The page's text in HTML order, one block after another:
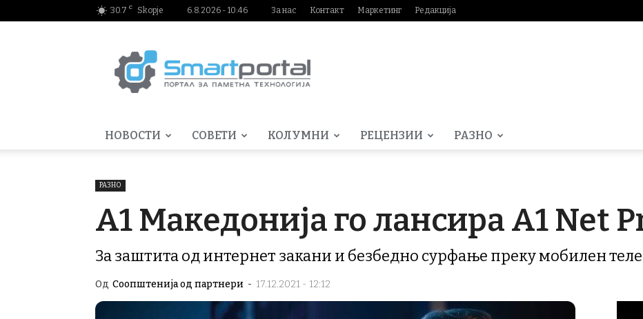
30.7 C Skopje 6.8.2026 - 10:46 За нас Контакт Маркетинг Редакција
НОВОСТИ СОВЕТИ КОЛУМНИ РЕЦЕНЗИИ РАЗНО
РАЗНО
А1 Македонија го лансира A1 Net
За заштита од интернет закани и безбедно сурфање преку мобилен
Од Соопштенија од партнери - 17.12.2021 - 12:12